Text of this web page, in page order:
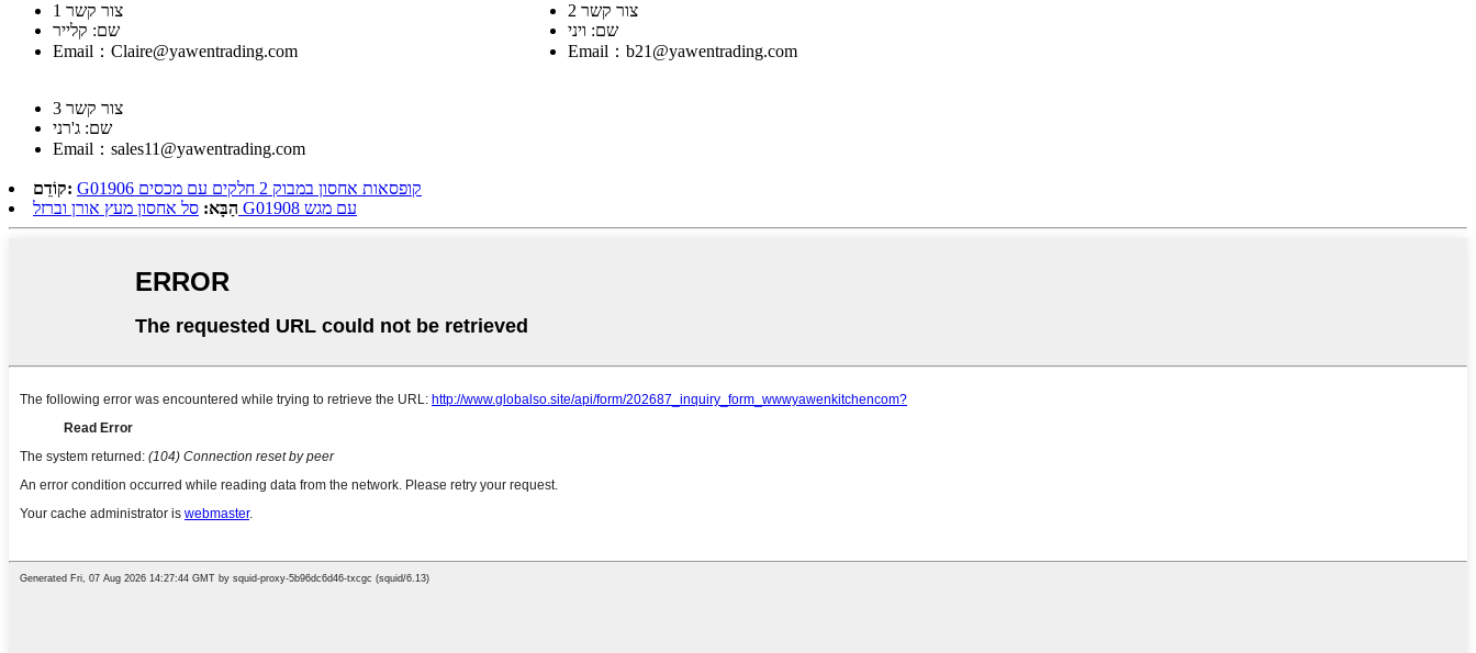
צור קשר 1
שם: קלייר
Email：Claire@yawentrading.com
צור קשר 2
שם: ויני
Email：b21@yawentrading.com
צור קשר 3
שם: ג'רני
Email：sales11@yawentrading.com
קוֹדֵם:
G01906 קופסאות אחסון במבוק 2 חלקים עם מכסים
הַבָּא:
סל אחסון מעץ אורן וברזל G01908 עם מגש